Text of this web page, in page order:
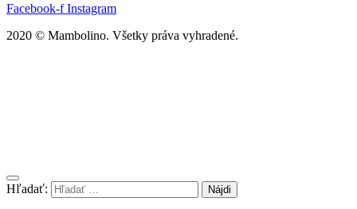
Facebook-f Instagram
2020 © Mambolino. Všetky práva vyhradené.
Hľadať: